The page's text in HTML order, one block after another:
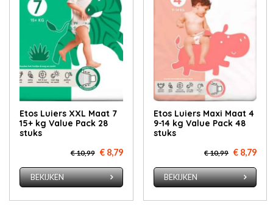
Etos Luiers XXL Maat 7
15+ kg Value Pack 28
stuks
€ 10,99 € 8,79
BEKIJKEN
Etos Luiers Maxi Maat 4
9-14 kg Value Pack 48
stuks
€ 10,99 € 8,79
BEKIJKEN